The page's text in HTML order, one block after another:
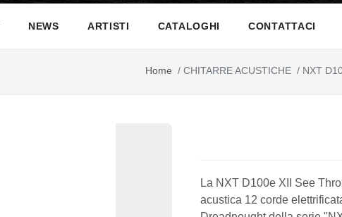
NEWS ARTISTI CATALOGHI CONTATTACI
Home / CHITARRE ACUSTICHE / NXT
La NXT D100e XII See
acustica 12 corde